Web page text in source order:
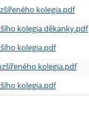
kolegia.pdf
kolegia děkanky.pdf
kolegia.pdf
kolegia.pdf
kolegia.pdf